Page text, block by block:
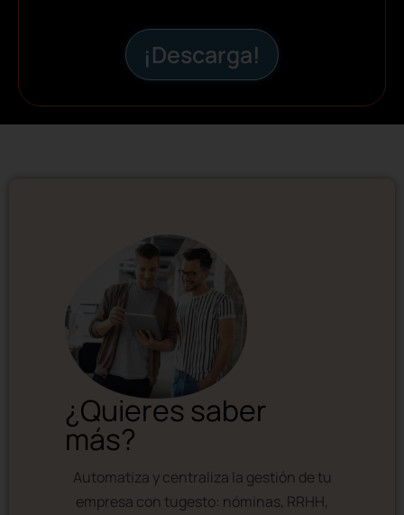
¡Descarga!
¿Quieres saber
más?
Automatiza y centraliza la gestión de tu
empresa con tugesto: nóminas, RRHH,